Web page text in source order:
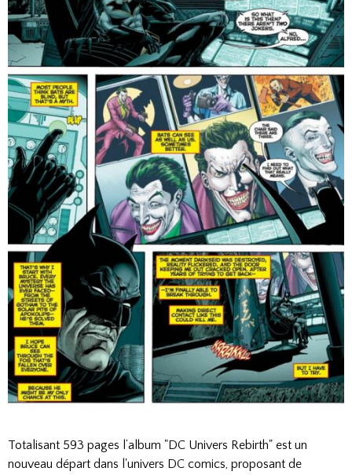
Totalisant 593 pages l’album "DC Univers Rebirth" est un
nouveau départ dans l'univers DC comics, proposant de